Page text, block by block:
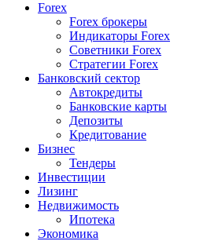
Forex
Forex брокеры
Индикаторы Forex
Советники Forex
Стратегии Forex
Банковский сектор
Автокредиты
Банковские карты
Депозиты
Кредитование
Бизнес
Тендеры
Инвестиции
Лизинг
Недвижимость
Ипотека
Экономика